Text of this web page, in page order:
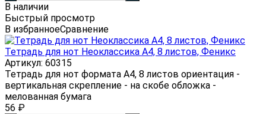
В наличии
Быстрый просмотр
В избранноеСравнение
Тетрадь для нот Неоклассика А4, 8 листов, Феникс
Артикул: 60315
Тетрадь для нот формата А4, 8 листов ориентация -
вертикальная скрепление - на скобе обложка -
мелованная бумага
56 ₽